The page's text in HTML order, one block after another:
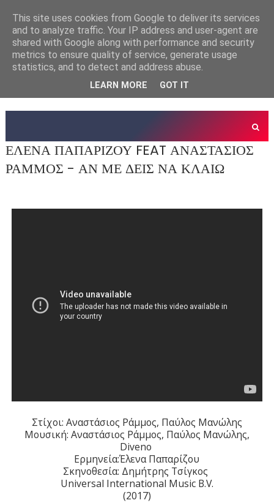
ΕΛΕΝΑ ΠΑΠΑΡΙΖΟΥ FEAT ΑΝΑΣΤΑΣΙΟΣ
ΡΑΜΜΟΣ - ΑΝ ΜΕ ΔΕΙΣ ΝΑ ΚΛΑΙΩ
Στίχοι: Αναστάσιος Ράμμος, Παύλος Μανώλης
Μουσική: Αναστάσιος Ράμμος, Παύλος Μανώλης,
Diveno
Ερμηνεία:Έλενα Παπαρίζου
Σκηνοθεσία: Δημήτρης Τσίγκος
Universal International Music B.V.
(2017)
This site uses cookies from Google to deliver its services
and to analyze traffic. Your IP address and user-agent are
shared with Google along with performance and security
metrics to ensure quality of service, generate usage
statistics, and to detect and address abuse.
LEARN MORE GOT IT